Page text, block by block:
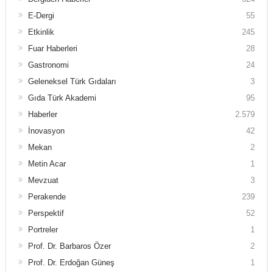
E-Dergi
55
Etkinlik
245
Fuar Haberleri
28
Gastronomi
24
Geleneksel Türk Gıdaları
3
Gıda Türk Akademi
95
Haberler
2.579
İnovasyon
42
Mekan
2
Metin Acar
1
Mevzuat
3
Perakende
239
Perspektif
52
Portreler
1
Prof. Dr. Barbaros Özer
2
Prof. Dr. Erdoğan Güneş
1